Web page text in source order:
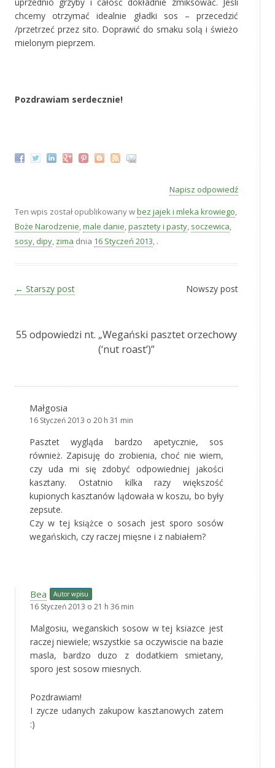
chcemy otrzymać idealnie gładki sos – przecedzić
/przetrzeć przez sito. Doprawić do smaku solą i świeżo
mielonym pieprzem.
Pozdrawiam serdecznie!
Napisz odpowiedź
Ten wpis został opublikowany wbez jajek i mleka krowiego,
Boże Narodzenie,male danie,pasztety i pasty, soczewica,
sosy, dipy, zima dnia 16 Styczeń 2013, .
Zobacz wpisy
← Starszy post Nowszy post
55 odpowiedzi nt. „Wegański pasztet orzechowy
(‘nut roast’)”
Małgosia
16 Styczeń 2013 o 20 h 31 min
Pasztet wygląda bardzo apetycznie, sos
również. Zapisuję do zrobienia, choć nie wiem,
czy uda mi się zdobyć odpowiedniej jakości
kasztany. Ostatnio kilka razy większość
kupionych kasztanów lądowała w koszu, bo były
zepsute.
Czy w tej książce o sosach jest sporo sosów
wegańskich, czy raczej mięsne i z nabiałem?
Bea Autor wpisu
16 Styczeń 2013 o 21 h 36 min
Malgosiu, weganskich sosow w tej ksiazce jest
raczej niewiele; wszystkie sa oczywiscie na bazie
masla, bardzo duzo z dodatkiem smietany,
sporo jest sosow miesnych.
Pozdrawiam!
I zycze udanych zakupow kasztanowych zatem
:)